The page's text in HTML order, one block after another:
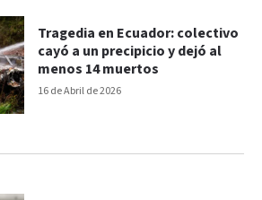
16 de Abril de 2026
Tragedia en Ecuador: colectivo
cayó a un precipicio y dejó al
menos 14 muertos